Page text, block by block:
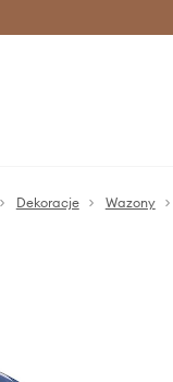
Dekoracje Wazony